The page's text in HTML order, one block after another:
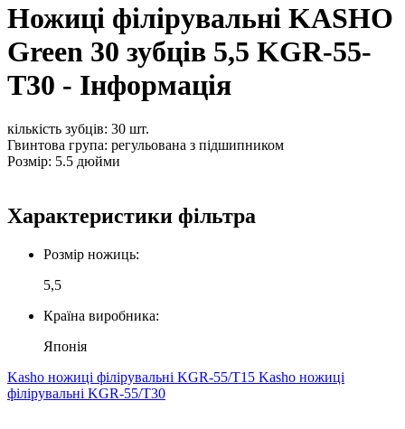
Ножиці філірувальні KASHO
Green 30 зубців 5,5 KGR-55-
T30 - Інформація
кількість зубців: 30 шт.
Гвинтова група: регульована з підшипником
Розмір: 5.5 дюйми
Характеристики фільтра
Розмір ножиць:
5,5
Країна виробника:
Японія
Kasho ножиці філірувальні KGR-55/T15 Kasho ножиці
філірувальні KGR-55/T30